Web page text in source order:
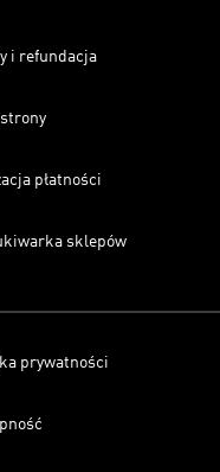
i refundacja
strony
płatności
sklepów
prywatności